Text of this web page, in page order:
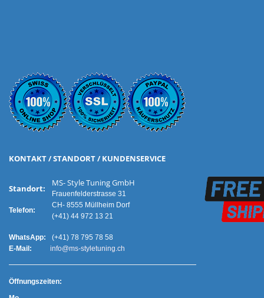
KONTAKT / STANDORT / KUNDENSERVICE
Standort:
Telefon:
MS- Style Tuning GmbH
Frauenfelderstrasse 31
CH- 8555 Müllheim Dorf
(+41) 44 972 13 21
WhatsApp:
(+41) 78 795 78 58
E-Mail:
info@ms-styletuning.ch
Öffnungszeiten: